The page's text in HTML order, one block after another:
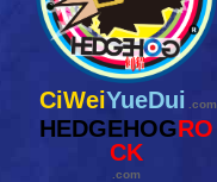
CiWeiYueDui .com
HEDGEHOGRO
CK
.com